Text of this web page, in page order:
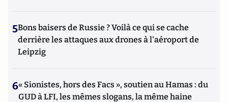
5Bons baisers de Russie ? Voilà ce qui se cache
derrière les attaques aux drones à l'aéroport de
Leipzig
6« Sionistes, hors des Facs », soutien au Hamas : du
GUD à LFI, les mêmes slogans, la même haine